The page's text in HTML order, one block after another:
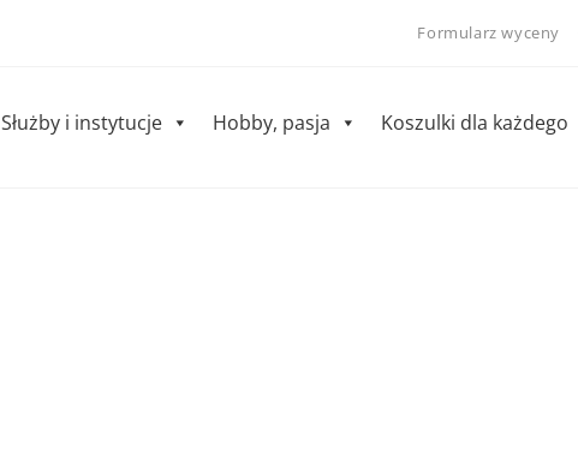
Formularz wyceny
Służby i instytucje Hobby, pasja Koszulki dla każdego